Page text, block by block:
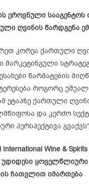
ეროვნული სააგენტოს
ღვინის წარდგენა
კორეა ქართული
მარკეტინგული
წარმატების
როგორც
ეტაპზე ქართული
და კერძო
პერსპექტივა
International Wine &
ყოველწლიური
ჩათვლით იმართება